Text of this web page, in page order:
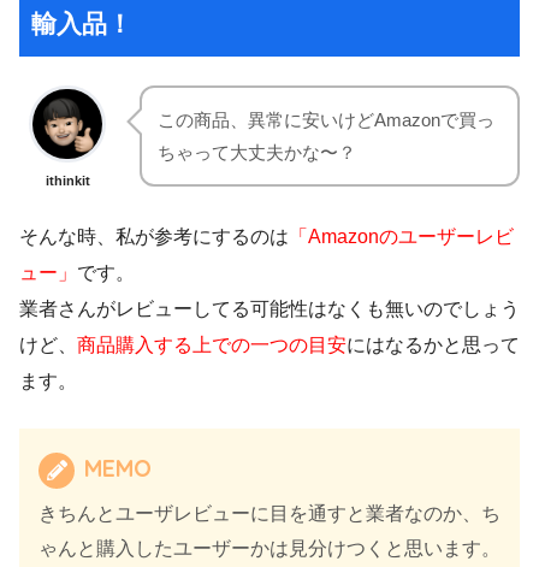
輸入品！
ithinkit
この商品、異常に安いけどAmazonで買っ
ちゃって大丈夫かな〜？
そんな時、私が参考にするのは 「Amazonのユーザーレビ
ュー」 です。
業者さんがレビューしてる可能性はなくも無いのでしょう
けど、 商品購入する上での一つの目安にはなるかと思って
ます。
MEMO
きちんとユーザレビューに目を通すと業者なのか、ち
ゃんと購入したユーザーかは見分けつくと思います。